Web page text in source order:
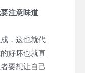
注意味道
，这也就代
好坏也就直
要想让自己